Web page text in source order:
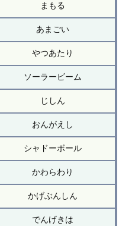
まもる
あまごい
やつあたり
ソーラービーム
じしん
おんがえし
シャドーボール
かわらわり
かげぶんしん
でんげきは